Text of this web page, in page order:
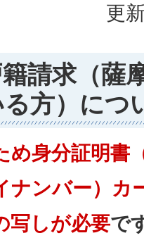
更
請求（薩
方）につ
め身分証明書
ナンバー）カ
写しが必要で